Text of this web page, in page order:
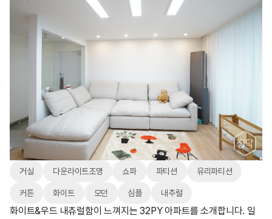
거실 다운라이트조명 쇼파 파티션 유리파티션
커튼 화이트 모던 심플 내추럴
화이트&우드 내츄럴함이 느껴지는 32PY 아파트를 소개합니다. 일